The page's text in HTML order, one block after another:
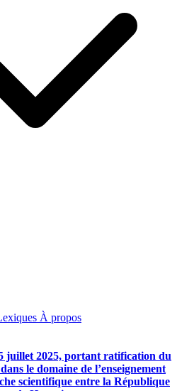
À propos
juillet 2025, portant ratification du
le domaine de l’enseignement
scientifique entre la République